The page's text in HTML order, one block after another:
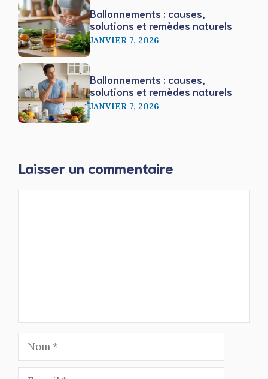
Ballonnements : causes,
solutions et remèdes naturels
JANVIER 7, 2026
Ballonnements : causes,
solutions et remèdes naturels
JANVIER 7, 2026
Laisser un commentaire